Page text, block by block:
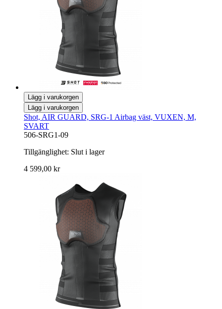
Lägg i varukorgen
Lägg i varukorgen
Shot, AIR GUARD, SRG-1 Airbag väst, VUXEN, M,
SVART
506-SRG1-09
Tillgänglighet: Slut i lager
4 599,00 kr